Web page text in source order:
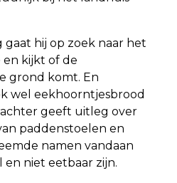
gaat hij op zoek naar het
kijkt of de
grond komt. En
wel eekhoorntjesbrood
geeft uitleg over
paddenstoelen en
namen vandaan
en niet eetbaar zijn.